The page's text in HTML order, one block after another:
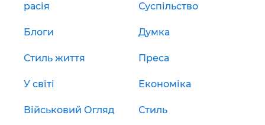
расія Суспільство
Блоги Думка
Стиль життя Преса
У світі Економіка
Військовий Огляд Стиль